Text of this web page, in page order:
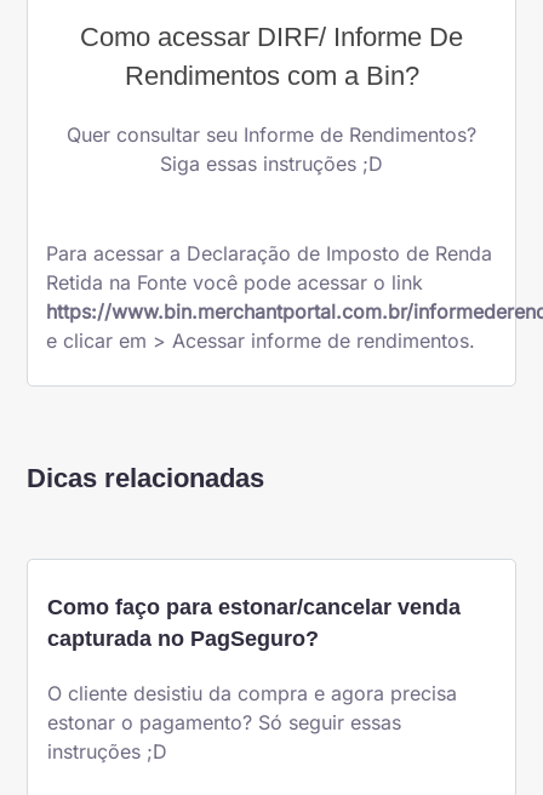
Como acessar DIRF/ Informe De
Rendimentos com a Bin?
Quer consultar seu Informe de Rendimentos?
Siga essas instruções ;D
Para acessar a Declaração de Imposto de Renda
Retida na Fonte você pode acessar o link
https://www.bin.merchantportal.com.br/
e clicar em > Acessar informe de rendimentos.
Dicas relacionadas
Como faço para estonar/cancelar venda
capturada no PagSeguro?
O cliente desistiu da compra e agora precisa
estonar o pagamento? Só seguir essas
instruções ;D